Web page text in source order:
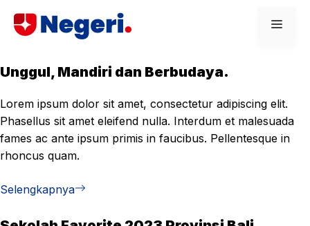
Unggul, Mandiri dan Berbudaya.
Lorem ipsum dolor sit amet, consectetur adipiscing elit.
Phasellus sit amet eleifend nulla. Interdum et malesuada
fames ac ante ipsum primis in faucibus. Pellentesque in
rhoncus quam.
Selengkapnya